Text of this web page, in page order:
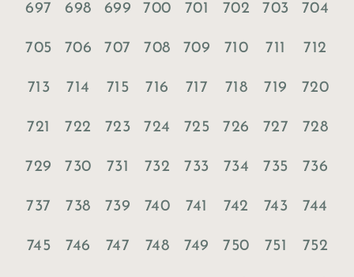
697 698 699 700 701 702 703 704
705 706 707 708 709 710 711 712
713 714 715 716 717 718 719 720
721 722 723 724 725 726 727 728
729 730 731 732 733 734 735 736
737 738 739 740 741 742 743 744
745 746 747 748 749 750 751 752